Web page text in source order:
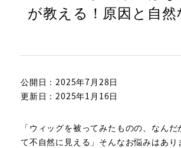
が教える！原因と自然
公開日：2025年7月28日
更新日：2025年1月16日
「ウィッグを被ってみたものの、なんだ
て不自然に見える」そんなお悩みはあり